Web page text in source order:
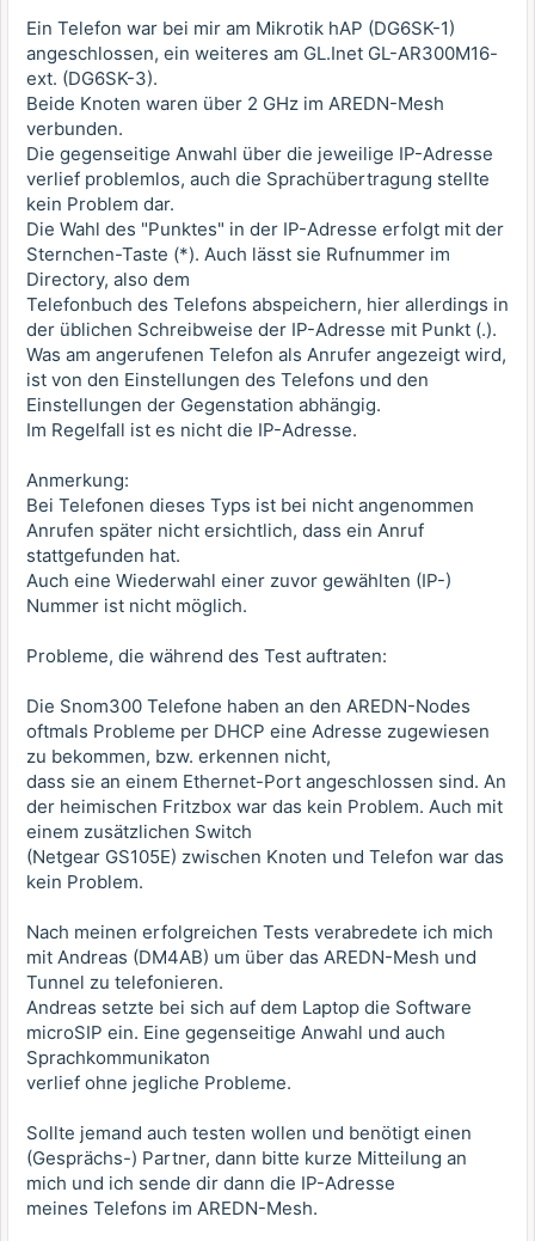
Ein Telefon war bei mir am Mikrotik hAP (DG6SK-1)
angeschlossen, ein weiteres am GL.Inet GL-AR300M16-
ext. (DG6SK-3).
Beide Knoten waren über 2 GHz im AREDN-Mesh
verbunden.
Die gegenseitige Anwahl über die jeweilige IP-Adresse
verlief problemlos, auch die Sprachübertragung stellte
kein Problem dar.
Die Wahl des "Punktes" in der IP-Adresse erfolgt mit der
Sternchen-Taste (*). Auch lässt sie Rufnummer im
Directory, also dem
Telefonbuch des Telefons abspeichern, hier allerdings in
der üblichen Schreibweise der IP-Adresse mit Punkt (.).
Was am angerufenen Telefon als Anrufer angezeigt wird,
ist von den Einstellungen des Telefons und den
Einstellungen der Gegenstation abhängig.
Im Regelfall ist es nicht die IP-Adresse.
Anmerkung:
Bei Telefonen dieses Typs ist bei nicht angenommen
Anrufen später nicht ersichtlich, dass ein Anruf
stattgefunden hat.
Auch eine Wiederwahl einer zuvor gewählten (IP-)
Nummer ist nicht möglich.
Probleme, die während des Test auftraten:
Die Snom300 Telefone haben an den AREDN-Nodes
oftmals Probleme per DHCP eine Adresse zugewiesen
zu bekommen, bzw. erkennen nicht,
dass sie an einem Ethernet-Port angeschlossen sind. An
der heimischen Fritzbox war das kein Problem. Auch mit
einem zusätzlichen Switch
(Netgear GS105E) zwischen Knoten und Telefon war das
kein Problem.
Nach meinen erfolgreichen Tests verabredete ich mich
mit Andreas (DM4AB) um über das AREDN-Mesh und
Tunnel zu telefonieren.
Andreas setzte bei sich auf dem Laptop die Software
microSIP ein. Eine gegenseitige Anwahl und auch
Sprachkommunikaton
verlief ohne jegliche Probleme.
Sollte jemand auch testen wollen und benötigt einen
(Gesprächs-) Partner, dann bitte kurze Mitteilung an
mich und ich sende dir dann die IP-Adresse
meines Telefons im AREDN-Mesh.